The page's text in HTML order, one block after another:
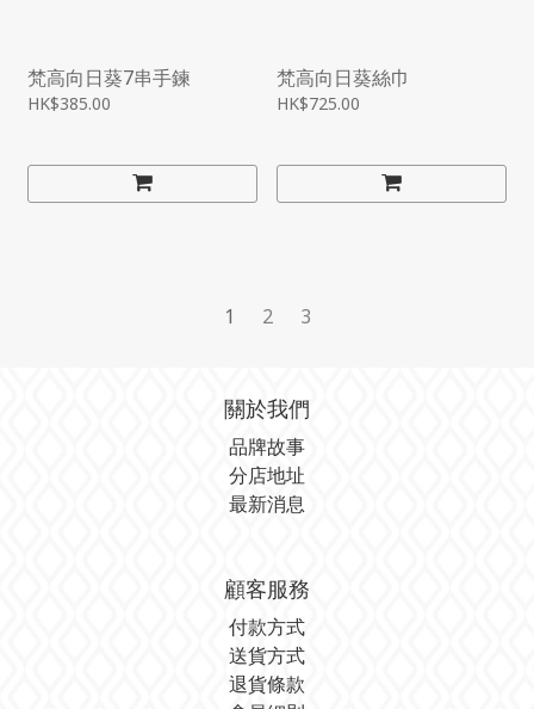
梵高向日葵7串手鍊
HK$385.00
梵高向日葵絲巾
HK$725.00
1 2 3
關於我們
品牌故事
分店地址
最新消息
顧客服務
付款方式
送貨方式
退貨條款